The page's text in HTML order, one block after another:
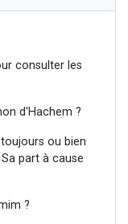
4 personnes viennent de nous rejoindre sur WhatsApp
consulter les
d'Hachem ?
ou bien
part à cause
?